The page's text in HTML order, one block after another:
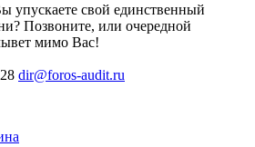
упускаете свой единственный
Позвоните, или очередной
мимо Вас!
dir@foros-audit.ru